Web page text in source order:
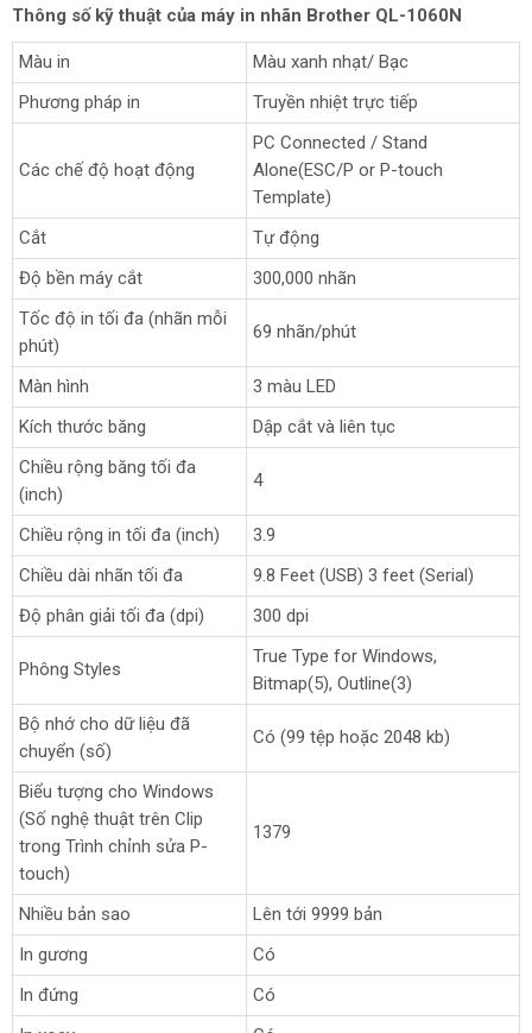
Thông số kỹ thuật của máy in nhãn Brother QL-1060N
Màu in
Màu xanh nhạt/ Bạc
Phương pháp in
Truyền nhiệt trực tiếp
Các chế độ hoạt động
PC Connected / Stand
Alone(ESC/P or P-touch
Template)
Cắt
Tự động
Độ bền máy cắt
300,000 nhãn
Tốc độ in tối đa (nhãn mỗi
phút)
69 nhãn/phút
Màn hình
3 màu LED
Kích thước băng
Dập cắt và liên tục
Chiều rộng băng tối đa
(inch)
4
Chiều rộng in tối đa (inch)
3.9
Chiều dài nhãn tối đa
9.8 Feet (USB) 3 feet (Serial)
Độ phân giải tối đa (dpi)
300 dpi
Phông Styles
True Type for Windows,
Bitmap(5), Outline(3)
Bộ nhớ cho dữ liệu đã
chuyển (số)
Có (99 tệp hoặc 2048 kb)
Biểu tượng cho Windows
(Số nghệ thuật trên Clip
trong Trình chỉnh sửa P-
touch)
1379
Nhiều bản sao
Lên tới 9999 bản
In gương
Có
In đứng
Có